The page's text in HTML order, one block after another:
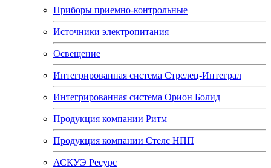
Приборы приемно-контрольные
Источники электропитания
Освещение
Интегрированная система Стрелец-Интеграл
Интегрированная система Орион Болид
Продукция компании Ритм
Продукция компании Стелс НПП
АСКУЭ Ресурс